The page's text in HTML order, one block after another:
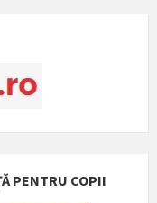
PENTRU COPII